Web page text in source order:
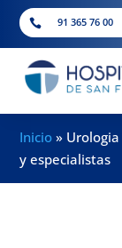
 91 365 76 00
Inicio »
y especialistas